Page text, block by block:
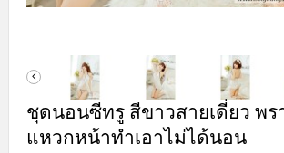
ชุดนอนซีทรู สีขาวสายเดี่ยว พร
แหวกหน้าทำเอาไม่ได้นอน